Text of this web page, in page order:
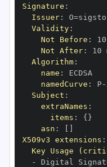
Signature :
Issuer:
Validity:
Not Before :
Not After: 10
Algorithm:
name :
namedCurve : P-
Subject :
extraNames :
items : { }
asn :
X509v3 extensions :
Key Usage
-